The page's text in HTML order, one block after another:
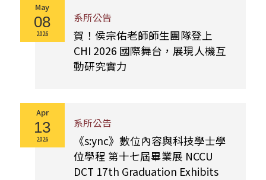
May
08
2026
系所公告
賀！侯宗佑老師師生團隊登上
CHI 2026 國際舞台，展現人機互
動研究實力
Apr
13
2026
系所公告
《s:ync》數位內容與科技學士學
位學程 第十七屆畢業展 NCCU
DCT 17th Graduation Exhibits